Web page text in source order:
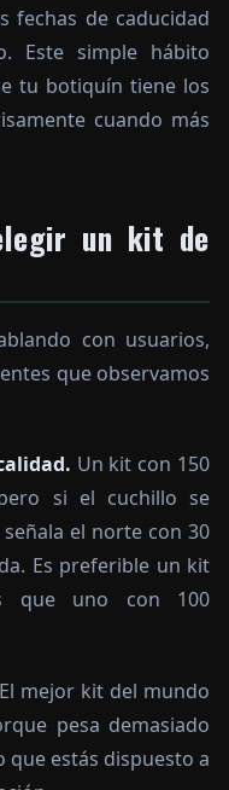
fechas de caducidad
Este simple hábito
tu botiquín tiene los
cuando más
un kit de
con usuarios,
que observamos
Un kit con 150
si el cuchillo se
el norte con 30
Es preferible un kit
que uno con 100
El mejor kit del mundo
pesa demasiado
que estás dispuesto a